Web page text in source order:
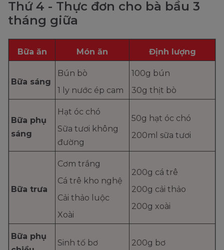
Thứ 4 - Thực đơn cho bà bầu 3
tháng giữa
Bữa ăn Món ăn Định lượng
Bữa sáng
Bún bò
1 ly nước ép cam
100g bún
30g thịt bò
Bữa phụ
sáng
Hạt óc chó
Sữa tươi không
đường
50g hạt óc chó
200ml sữa tươi
Bữa trưa
Cơm trắng
Cá trê kho nghệ
Cải thảo luộc
Xoài
200g cá trê
200g cải thảo
200g xoài
Bữa phụ
Sinh tố bơ 200g bơ